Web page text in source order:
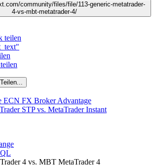
community/files/file/113-generic-metatrader-
4-vs-mbt-metatrader-4/
teilen
ECN FX Broker Advantage
STP vs. MetaTrader Instant
4 vs. MBT MetaTrader 4